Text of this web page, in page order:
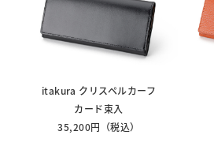
itakura クリスペルカーフ
カード束入
35,200円（税込）